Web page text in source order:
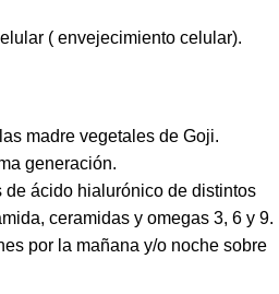
( envejecimiento celular).
madre vegetales de Goji.
generación.
de ácido hialurónico de distintos
ceramidas y omegas 3, 6 y 9.
por la mañana y/o noche sobre